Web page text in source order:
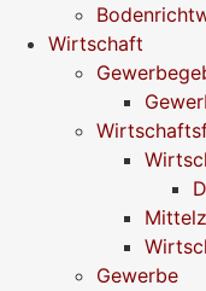
Wirtschaft
Gewerbe